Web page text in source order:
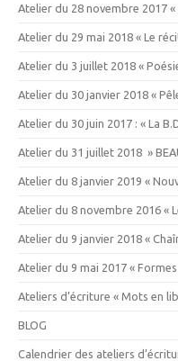
Atelier du 28 novembre 2017
Atelier du 29 mai 2018 « Le
Atelier du 3 juillet 2018 «
Atelier du 30 janvier 2018 «
Atelier du 30 juin 2017 : « La
Atelier du 31 juillet 2018 »
Atelier du 8 janvier 2019 «
Atelier du 8 novembre 2016 «
Atelier du 9 janvier 2018 «
Atelier du 9 mai 2017 «
Ateliers d’écriture « Mots en
BLOG
Calendrier des ateliers